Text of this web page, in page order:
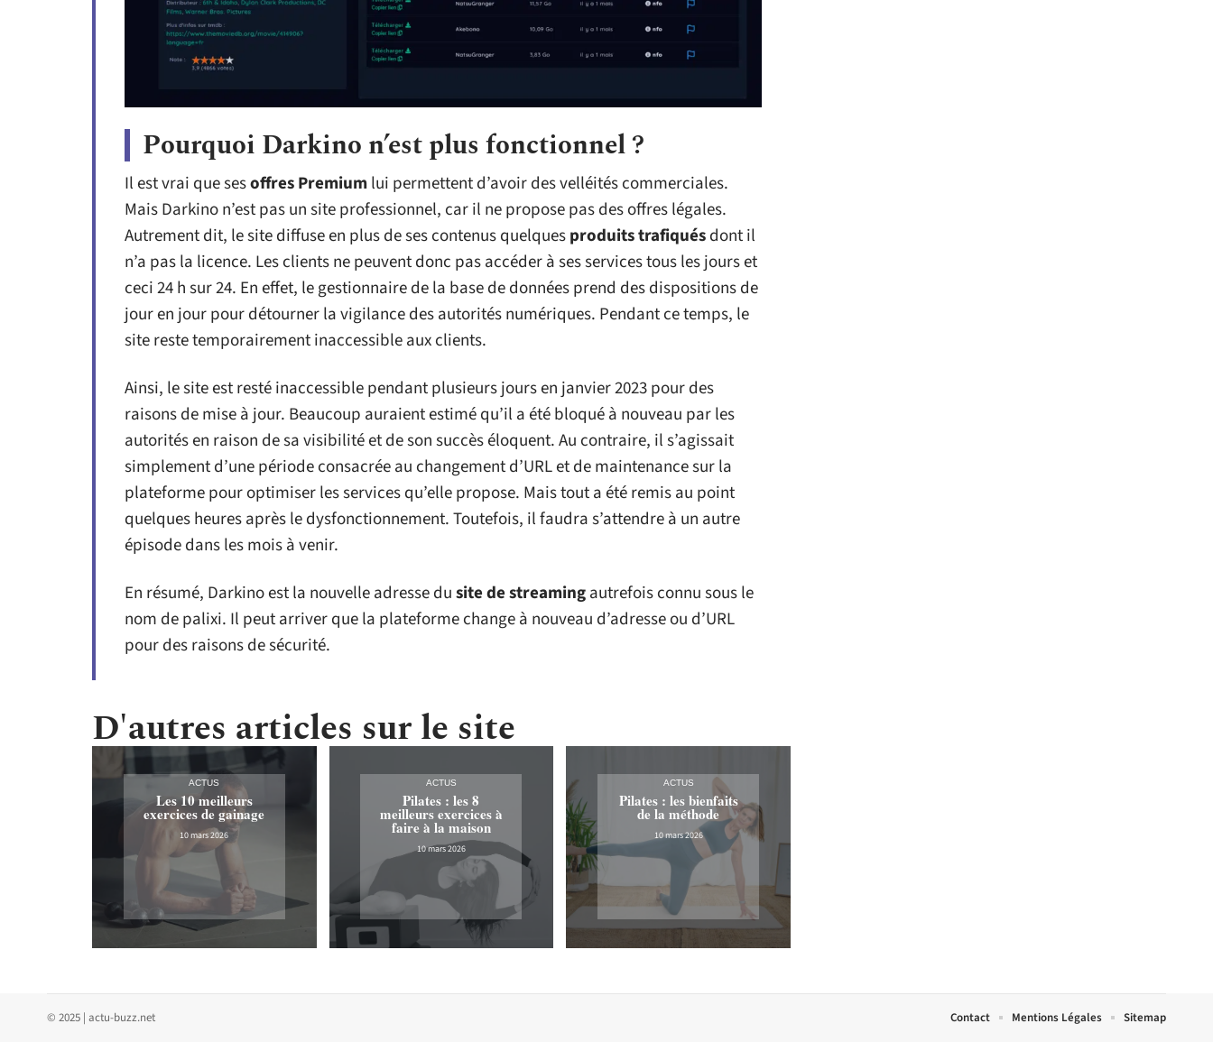
Pourquoi Darkino n’est plus fonctionnel ?
Il est vrai que sesoffres Premiumlui permettent d’avoir des velléités commerciales.
Mais Darkino n’est pas un site professionnel, car il ne propose pas des offres légales.
Autrement dit, le site diffuse en plus de ses contenus quelquesproduits trafiquésdont il
n’a pas la licence. Les clients ne peuvent donc pas accéder à ses services tous les jours et
ceci 24 h sur 24. En effet, le gestionnaire de la base de données prend des dispositions de
jour en jour pour détourner la vigilance des autorités numériques. Pendant ce temps, le
site reste temporairement inaccessible aux clients.
Ainsi, le site est resté inaccessible pendant plusieurs jours en janvier 2023 pour des
raisons de mise à jour. Beaucoup auraient estimé qu’il a été bloqué à nouveau par les
autorités en raison de sa visibilité et de son succès éloquent. Au contraire, il s’agissait
simplement d’une période consacrée au changement d’URL et de maintenance sur la
plateforme pour optimiser les services qu’elle propose. Mais tout a été remis au point
quelques heures après le dysfonctionnement. Toutefois, il faudra s’attendre à un autre
épisode dans les mois à venir.
En résumé, Darkino est la nouvelle adresse dusite de streamingautrefois connu sous le
nom de palixi. Il peut arriver que la plateforme change à nouveau d’adresse ou d’URL
pour des raisons de sécurité.
D'autres articles sur le site
ACTUS
Les 10 meilleurs
exercices de gainage
10 mars 2026
ACTUS
Pilates : les 8
meilleurs exercices à
faire à la maison
10 mars 2026
ACTUS
Pilates : les bienfaits
de la méthode
10 mars 2026
© 2025 | actu-buzz.net Contact Mentions Légales Sitemap